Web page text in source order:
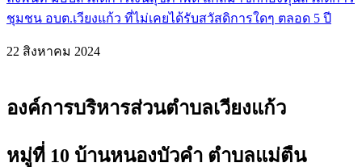
ชุมชน อบต.เวียงแก้ว ที่ไม่เคยได้รับสวัสดิการใดๆ ตลอด 5 ปี
22 สิงหาคม 2024
องค์การบริหารส่วนตำบลเวียงแก้ว
หมู่ที่ 10 บ้านหนองบัวคำ ตำบลแม่ตืน